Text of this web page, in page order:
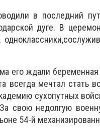
в последний
дуге. В
его ждали
всегда мечтал стать
сухопутных
свою недолгую
54-й